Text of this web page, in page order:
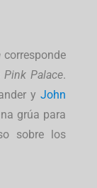
corresponde
Pink Palace.
y John
grúa para
sobre los